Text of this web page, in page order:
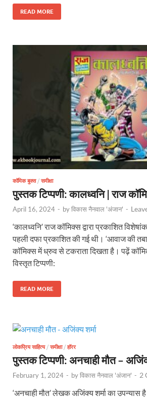
READ MORE
कॉमिक बुक्स/ समीक्षा
पुस्तक टिप्पणी: कालध्वनि | राज
April 16, 2024 - byविकास नैनवाल 'अंजान' -
‘कालध्वनि’ राज कॉमिक्स द्वारा प्रकाशित
पहली दफा प्रकाशित की गई थी। ‘आवाज की
कॉमिक्स में ध्रुव से टकराता दिखता है। पढ़ें
विस्तृत टिप्पणी:
READ MORE
लोकप्रिय साहित्य/ समीक्षा/ हॉरर
पुस्तक टिप्पणी: अनचाही मौत –
February 1, 2024 - byविकास नैनवाल 'अंजान' - 2
‘अनचाही मौत’ लेखक अजिंक्य शर्मा का उपन्यास